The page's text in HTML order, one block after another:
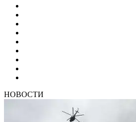
НОВОСТИ